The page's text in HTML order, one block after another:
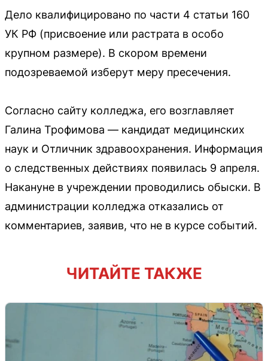
Дело квалифицировано по части 4 статьи 160
УК РФ (присвоение или растрата в особо
крупном размере). В скором времени
подозреваемой изберут меру пресечения.
Согласно сайту колледжа, его возглавляет
Галина Трофимова — кандидат медицинских
наук и Отличник здравоохранения. Информация
о следственных действиях появилась 9 апреля.
Накануне в учреждении проводились обыски. В
администрации колледжа отказались от
комментариев, заявив, что не в курсе событий.
ЧИТАЙТЕ ТАКЖЕ